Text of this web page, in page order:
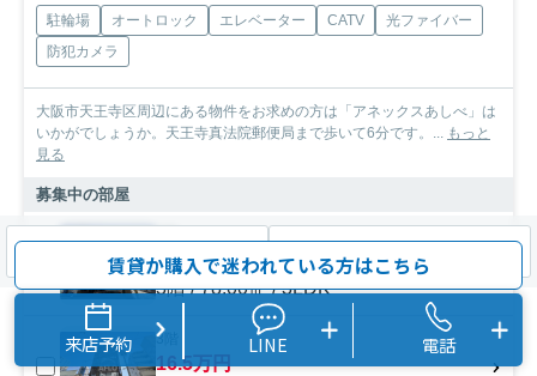
駐輪場 オートロック エレベーター CATV
光ファイバー
防犯カメラ
大阪市天王寺区周辺にある物件をお求めの方は「アネックスあしべ」は
いかがでしょうか。天王寺真法院郵便局まで歩いて6分です。... もっと
見る
募集中の部屋
16.5万円
3階 / 78.00㎡ / 3LDK
3階
16.5万円
検索条件を変更 まとめてお問い合わせ
賃貸か購入で迷われている方はこちら
来店予約 LINE 電話